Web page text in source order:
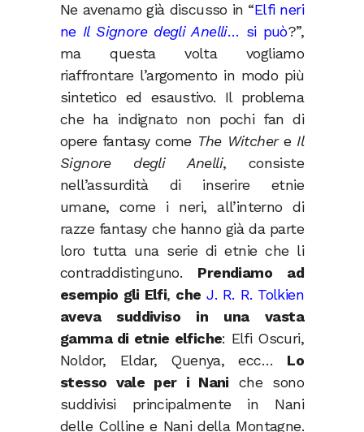
Ne avenamo già discusso in “Elfi neri
ne Il Signore degli Anelli… si può?”,
ma questa volta vogliamo
riaffrontare l’argomento in modo più
sintetico ed esaustivo. Il problema
che ha indignato non pochi fan di
opere fantasy come The Witchere Il
Signore degli Anelli, consiste
nell’assurdità di inserire etnie
umane, come i neri, all’interno di
razze fantasy che hanno già da parte
loro tutta una serie di etnie che li
contraddistinguno. Prendiamo ad
esempio gli Elfi, che J. R. R. Tolkien
aveva suddiviso in una vasta
gamma di etnie elfiche: Elfi Oscuri,
Noldor, Eldar, Quenya, ecc… Lo
stesso vale per i Nani che sono
suddivisi principalmente in Nani
delle Colline e Nani della Montagne.